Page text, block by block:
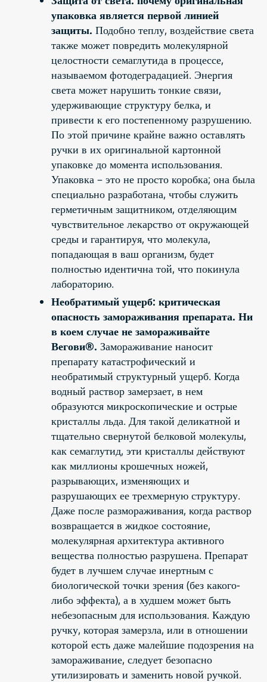
упаковка является первой линией
защиты. Подобно теплу, воздействие света
также может повредить молекулярной
целостности семаглутида в процессе,
называемом фотодеградацией. Энергия
света может нарушить тонкие связи,
удерживающие структуру белка, и
привести к его постепенному разрушению.
По этой причине крайне важно оставлять
ручки в их оригинальной картонной
упаковке до момента использования.
Упаковка – это не просто коробка; она была
специально разработана, чтобы служить
герметичным защитником, отделяющим
чувствительное лекарство от окружающей
среды и гарантируя, что молекула,
попадающая в ваш организм, будет
полностью идентична той, что покинула
лабораторию.
Необратимый ущерб: критическая
опасность замораживания препарата. Ни
в коем случае не замораживайте
Вегови®. Замораживание наносит
препарату катастрофический и
необратимый структурный ущерб. Когда
водный раствор замерзает, в нем
образуются микроскопические и острые
кристаллы льда. Для такой деликатной и
тщательно свернутой белковой молекулы,
как семаглутид, эти кристаллы действуют
как миллионы крошечных ножей,
разрывающих, изменяющих и
разрушающих ее трехмерную структуру.
Даже после размораживания, когда раствор
возвращается в жидкое состояние,
молекулярная архитектура активного
вещества полностью разрушена. Препарат
будет в лучшем случае инертным с
биологической точки зрения (без какого-
либо эффекта), а в худшем может быть
небезопасным для использования. Каждую
ручку, которая замерзла, или в отношении
которой есть даже малейшие подозрения на
замораживание, следует безопасно
утилизировать и заменить новой ручкой.